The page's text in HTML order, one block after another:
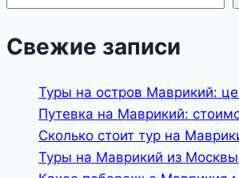
Свежие записи
Туры на остров Маврикий:
Путевка на Маврикий:
Сколько стоит тур на
Туры на Маврикий из